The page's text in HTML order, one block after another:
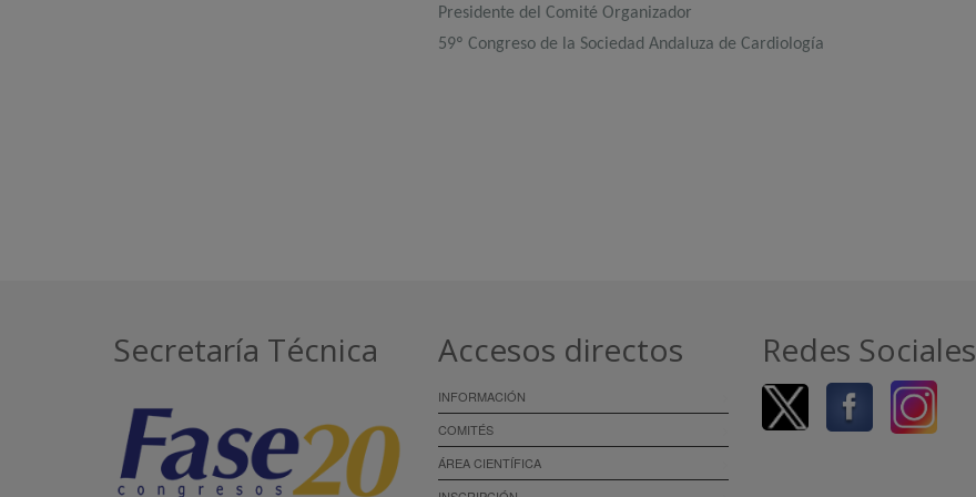
Presidente del Comité Organizador
59º Congreso de la Sociedad Andaluza de Cardiología
Secretaría Técnica Accesos directos
INFORMACIÓN
COMITÉS
ÁREA CIENTÍFICA
Redes Sociales